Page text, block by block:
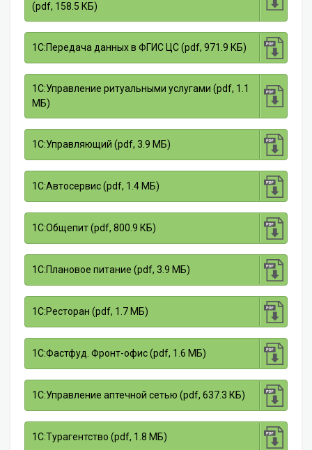
(pdf, 158.5 КБ)
1С:Передача данных в ФГИС ЦС (pdf, 971.9 КБ)
1С:Управление ритуальными услугами (pdf, 1.1
МБ)
1С:Управляющий (pdf, 3.9 МБ)
1С:Автосервис (pdf, 1.4 МБ)
1С:Общепит (pdf, 800.9 КБ)
1С:Плановое питание (pdf, 3.9 МБ)
1С:Ресторан (pdf, 1.7 МБ)
1С:Фастфуд. Фронт-офис (pdf, 1.6 МБ)
1С:Управление аптечной сетью (pdf, 637.3 КБ)
1С:Турагентство (pdf, 1.8 МБ)